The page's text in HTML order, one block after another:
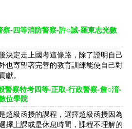
察-四等消防警察-許○誠-羅東志光數
決定走上國考這條路，除了證明自己
也寄望著完善的教育訓練能使自己對
獻。
警察特考四等-正取-行政警察-詹○淯-
位學院
超級函授的課程，選擇超級函授因為
擇上課或是休息時間，課程不理解的